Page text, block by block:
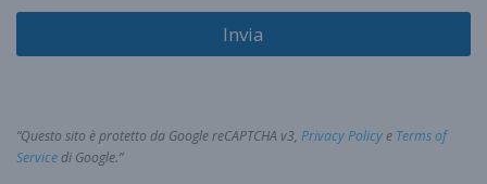
Invia
“Questo sito è protetto da Google reCAPTCHA v3, Privacy Policye Terms of
Servicedi Google.”